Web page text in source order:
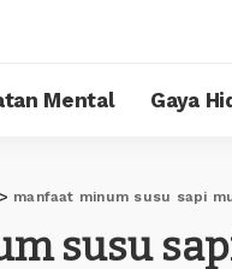
Mental Gaya
> manfaat minum susu sapi
susu